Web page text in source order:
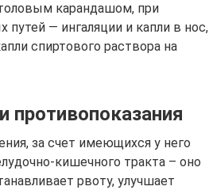
карандашом, при
путей — ингаляции и капли в нос,
спиртового раствора на
противопоказания
за счет имеющихся у него
кишечного тракта – оно
рвоту, улучшает